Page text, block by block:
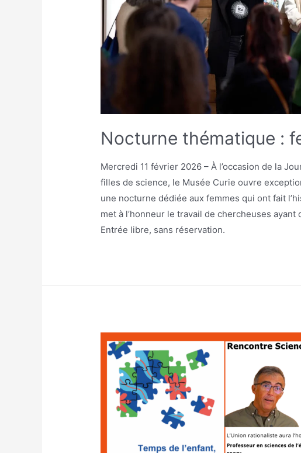
Nocturne thématique :
Mercredi 11 février 2026 – À l’occasion de la
filles de science, le Musée Curie ouvre
une nocturne dédiée aux femmes qui ont fait
met à l’honneur le travail de chercheuses
Entrée libre, sans réservation.